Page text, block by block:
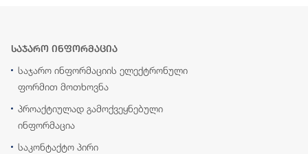
საჯარო ინფორმაცია
საჯარო ინფორმაციის ელექტრონული
ფორმით მოთხოვნა
პროაქტიულად გამოქვეყნებული
ინფორმაცია
საკონტაქტო პირი